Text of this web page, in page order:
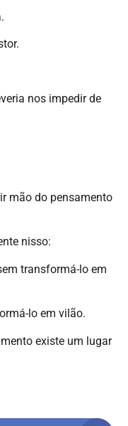
nos impedir de
mão do pensamento
nisso:
transformá-lo em
lo em vilão.
existe um lugar